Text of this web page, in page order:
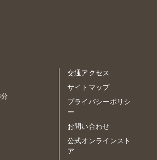
交通アクセス
サイトマップ
プライバシーポリシ
ー
お問い合わせ
公式オンラインスト
ア